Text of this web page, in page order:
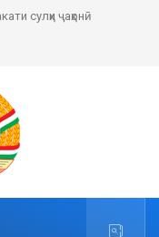
сулҳи ҷаҳонӣ